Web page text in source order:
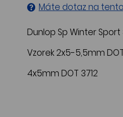
Máte dotaz na
Dunlop Sp Winter Sport
Vzorek 2x5-5,5mm DOT
4x5mm DOT 3712